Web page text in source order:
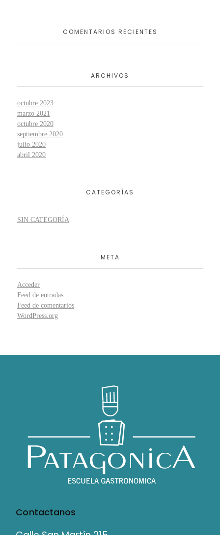
COMENTARIOS RECIENTES
ARCHIVOS
octubre 2023
marzo 2021
octubre 2020
septiembre 2020
julio 2020
abril 2020
CATEGORÍAS
SIN CATEGORÍA
META
Acceder
Feed de entradas
Feed de comentarios
WordPress.org
Contactanos